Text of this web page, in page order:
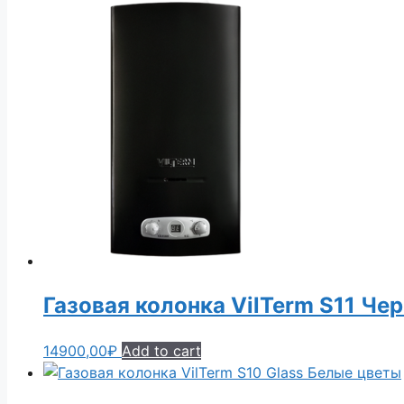
Газовая колонка VilTerm S11
14900,00₽ Add to cart